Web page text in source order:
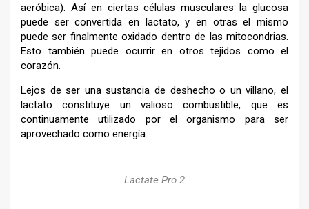
aeróbica). Así en ciertas células musculares la glucosa
puede ser convertida en lactato, y en otras el mismo
puede ser finalmente oxidado dentro de las mitocondrias.
Esto también puede ocurrir en otros tejidos como el
corazón.
Lejos de ser una sustancia de deshecho o un villano, el
lactato constituye un valioso combustible, que es
continuamente utilizado por el organismo para ser
aprovechado como energía.
Lactate Pro 2